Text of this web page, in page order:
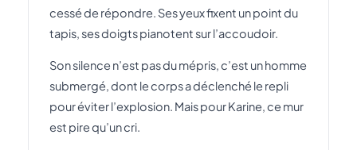
cessé de répondre. Ses yeux fixent un point du
tapis, ses doigts pianotent sur l’accoudoir.
Son silence n’est pas du mépris, c’est un homme
submergé, dont le corps a déclenché le repli
pour éviter l’explosion. Mais pour Karine, ce mur
est pire qu’un cri.